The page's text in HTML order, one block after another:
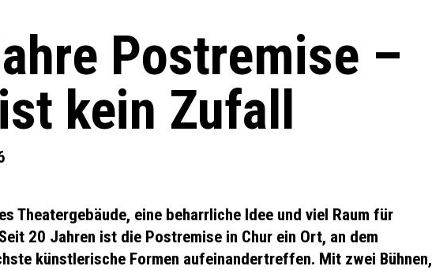
Postremise –
kein Zufall
Theatergebäude, eine beharrliche Idee und viel Raum für
20 Jahren ist die Postremise in Chur ein Ort, an dem
künstlerische Formen aufeinandertreffen. Mit zwei Bühnen,